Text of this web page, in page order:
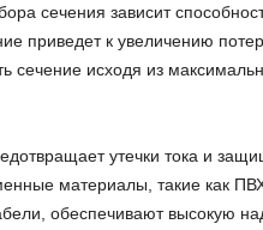
сечения зависит
приведет к увеличению
сечение исходя из
утечки тока и
материалы, такие как
обеспечивают высокую